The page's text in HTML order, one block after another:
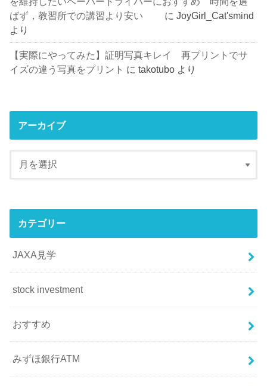
ばず，教習所での講習より安い
にJoyGirl_Cat'smind
より
【実際にやってみた】証明写真キレイ 再プリントでサ
イズの違う写真をプリント にtakotubo より
アーカイブ
カテゴリー
JAXA見学
stock investment
おすすめ
みずほ銀行ATM